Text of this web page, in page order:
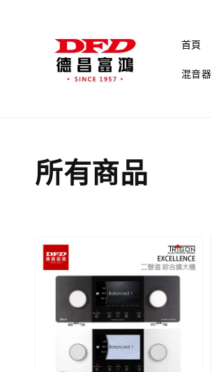
首頁
混音器
所有商品